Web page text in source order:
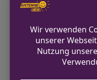
VORHERIGER
Gelsenkirchen